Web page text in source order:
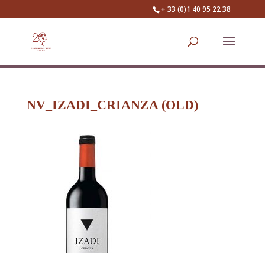
+ 33 (0)1 40 95 22 38
NV_IZADI_CRIANZA (OLD)